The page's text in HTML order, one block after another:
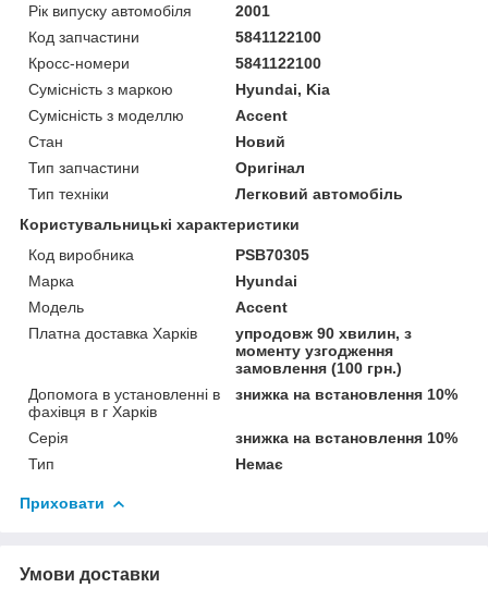
Рік випуску автомобіля
2001
Код запчастини
5841122100
Кросс-номери
5841122100
Сумісність з маркою
Hyundai, Kia
Сумісність з моделлю
Accent
Стан
Новий
Тип запчастини
Оригінал
Тип техніки
Легковий автомобіль
Користувальницькі характеристики
Код виробника
PSB70305
Марка
Hyundai
Мoдель
Accent
Платна доставка Харків
упродовж 90 хвилин, з
моменту узгодження
замовлення (100 грн.)
Допомога в установленні в
фахівця в г Харків
знижка на встановлення 10%
Серія
знижка на встановлення 10%
Тип
Немає
Приховати
Умови доставки